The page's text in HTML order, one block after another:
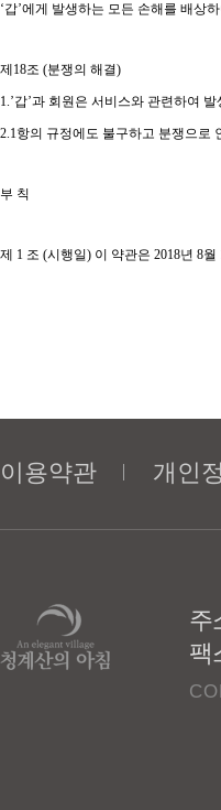
‘갑’에게 발생하는 모든 손해를 배상
제 18조 (분쟁의 해결)
1.’갑’과 회원은 서비스와 관련하여
2.1항의 규정에도 불구하고 분쟁으로
부 칙
제 1 조 (시행일) 이 약관은 2018년 8월
이용약관 개인
주
팩